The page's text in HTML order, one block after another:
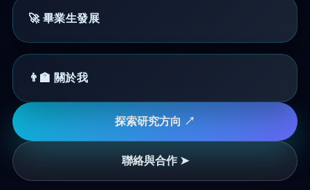
🚀 畢業生發展
👨‍🏫 關於我
探索研究方向 ↗
聯絡與合作 ➤